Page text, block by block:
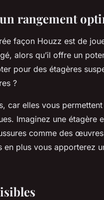
rangement
façon Houzz est de
alors qu’il offre un
pour des étagères
?
car elles vous
Imaginez une étagère
comme des œuvres
plus vous apporterez